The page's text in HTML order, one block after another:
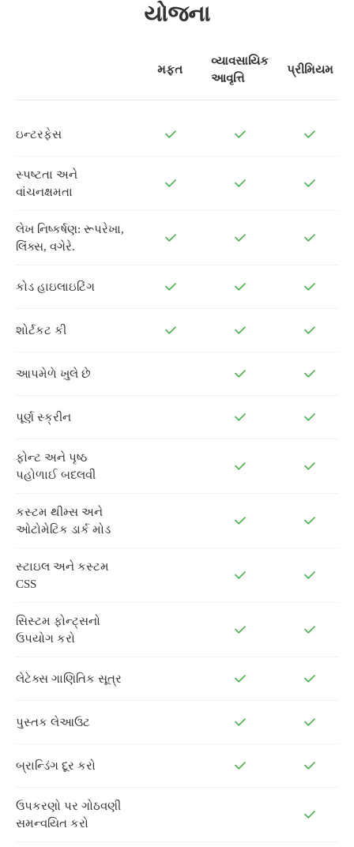
યોજના
મફત
વ્યાવસાયિક
આવૃત્તિ
પ્રીમિયમ
ઇન્ટરફેસ
સ્પષ્ટતા અને
વાંચનક્ષમતા
લેખ નિષ્કર્ષણ: રૂપરેખા,
લિંક્સ, વગેરે.
કોડ હાઇલાઇટિંગ
શોર્ટકટ કી
આપમેળે ખુલે છે
પૂર્ણ સ્ક્રીન
ફોન્ટ અને પૃષ્ઠ
પહોળાઈ બદલવી
કસ્ટમ થીમ્સ અને
ઓટોમેટિક ડાર્ક મોડ
સ્ટાઇલ અને કસ્ટમ
CSS
સિસ્ટમ ફોન્ટ્સનો
ઉપયોગ કરો
લેટેક્સ ગાણિતિક સૂત્ર
પુસ્તક લેઆઉટ
બ્રાન્ડિંગ દૂર કરો
ઉપકરણો પર ગોઠવણી
સમન્વયિત કરો